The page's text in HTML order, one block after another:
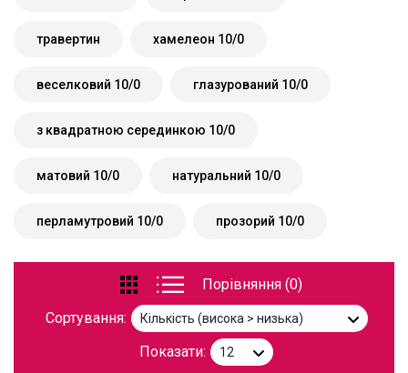
травертин хамелеон 10/0
веселковий 10/0 глазурований 10/0
з квадратною серединкою 10/0
матовий 10/0 натуральний 10/0
перламутровий 10/0 прозорий 10/0
Порівняння (0)
Сортування:
Показати: